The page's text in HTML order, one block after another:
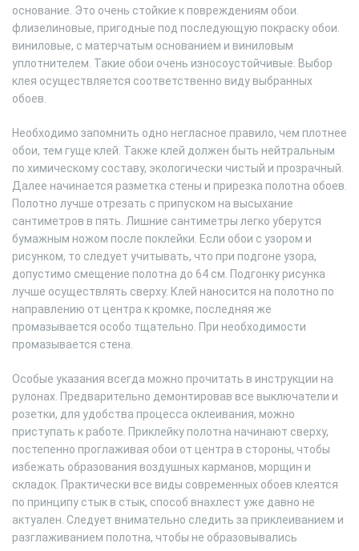
основание. Это очень стойкие к повреждениям обои.
флизелиновые, пригодные под последующую покраску обои.
виниловые, с матерчатым основанием и виниловым
уплотнителем. Такие обои очень износоустойчивые. Выбор
клея осуществляется соответственно виду выбранных
обоев.
Необходимо запомнить одно негласное правило, чем плотнее
обои, тем гуще клей. Также клей должен быть нейтральным
по химическому составу, экологически чистый и прозрачный.
Далее начинается разметка стены и прирезка полотна обоев.
Полотно лучше отрезать с припуском на высыхание
сантиметров в пять. Лишние сантиметры легко уберутся
бумажным ножом после поклейки. Если обои с узором и
рисунком, то следует учитывать, что при подгоне узора,
допустимо смещение полотна до 64 см. Подгонку рисунка
лучше осуществлять сверху. Клей наносится на полотно по
направлению от центра к кромке, последняя же
промазывается особо тщательно. При необходимости
промазывается стена.
Особые указания всегда можно прочитать в инструкции на
рулонах. Предварительно демонтировав все выключатели и
розетки, для удобства процесса оклеивания, можно
приступать к работе. Приклейку полотна начинают сверху,
постепенно проглаживая обои от центра в стороны, чтобы
избежать образования воздушных карманов, морщин и
складок. Практически все виды современных обоев клеятся
по принципу стык в стык, способ внахлест уже давно не
актуален. Следует внимательно следить за приклеиванием и
разглаживанием полотна, чтобы не образовывались